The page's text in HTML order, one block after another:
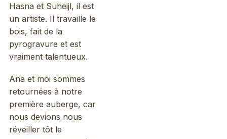
Hasna et Suheijl, il est
un artiste. Il travaille le
bois, fait de la
pyrogravure et est
vraiment talentueux.
Ana et moi sommes
retournées à notre
première auberge, car
nous devions nous
réveiller tôt le